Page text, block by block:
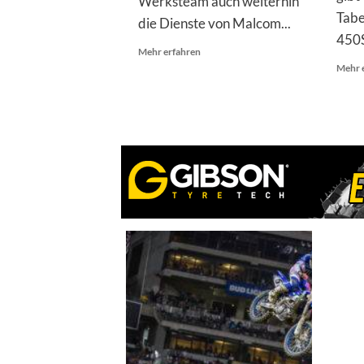
die Dienste von Malcom...
Mehr erfahrenMehr
und
verlängert
Mehr